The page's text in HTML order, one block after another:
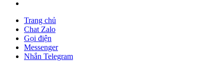
Trang chủ
Chat Zalo
Gọi điện
Messenger
Nhắn Telegram